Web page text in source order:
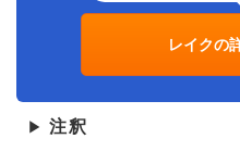
レイクの
▶ 注釈